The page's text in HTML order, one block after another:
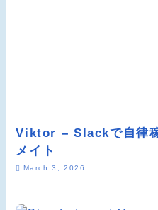
Viktor – Slackで自律
メイト
March 3, 2026